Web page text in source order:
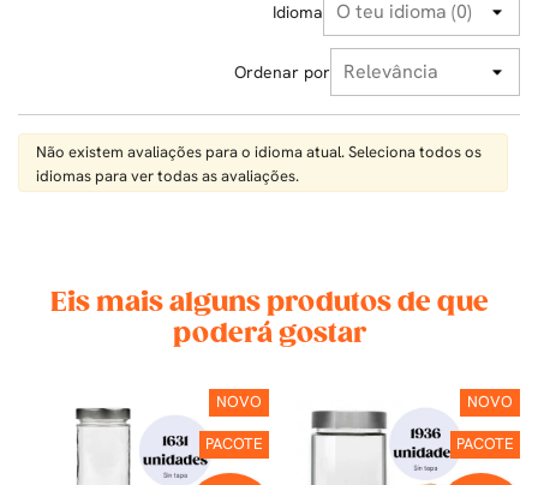
Idioma
Ordenar por
Não existem avaliações para o idioma atual. Seleciona todos os
idiomas para ver todas as avaliações.
Eis mais alguns produtos de que
poderá gostar
NOVO
PACOTE
NOVO
PACOTE